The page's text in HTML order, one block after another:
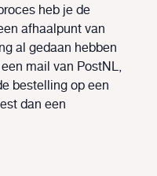
heb je de
afhaalpunt van
al gedaan hebben
mail van PostNL,
bestelling op een
dan een